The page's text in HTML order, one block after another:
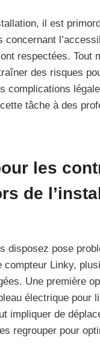
il est
concernant
respectées. Tout
des risques
complications
tâche à des
les
de
disposez pose
compteur Linky,
Une première
électrique pour
impliquer de
regrouper pour